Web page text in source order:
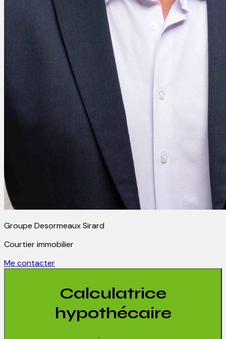
Groupe Desormeaux Sirard
Courtier immobilier
Me contacter
Calculatrice
hypothécaire